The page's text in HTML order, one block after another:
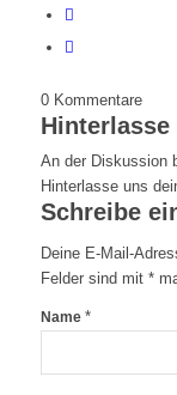
0 Kommentare
Hinterlasse
An der Diskussion
Hinterlasse uns
Schreibe
Deine E-Mail-
Felder sind mit *
Name *